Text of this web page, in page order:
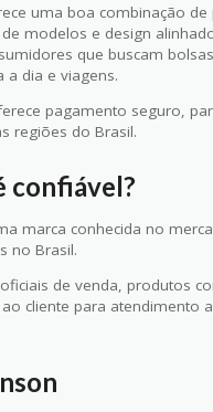
uma boa combinação de
modelos e design
que buscam
a dia e viagens.
pagamento seguro,
regiões do Brasil.
confiável?
marca conhecida no
no Brasil.
de venda, produtos
cliente para atendimento